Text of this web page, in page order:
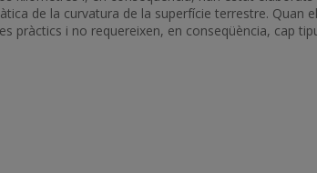
de la curvatura de la superfície terrestre. Quan
i no requereixen, en conseqüència, cap